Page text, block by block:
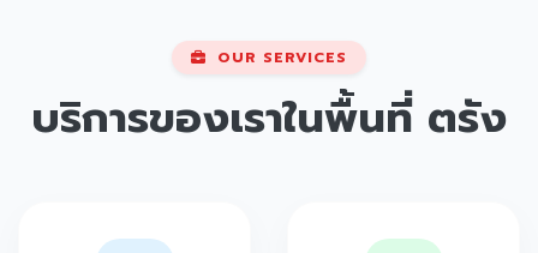
OUR SERVICES
บริการของเราในพื้นที่ ตรัง